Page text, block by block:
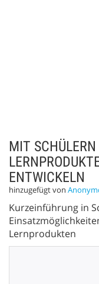
MIT
ENTWICKELN
hinzugefügt von
Kurzeinführung in
Lernprodukten